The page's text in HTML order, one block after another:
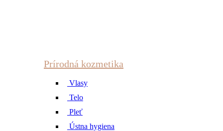
Prírodná kozmetika
Vlasy
Telo
Pleť
Ústna hygiena